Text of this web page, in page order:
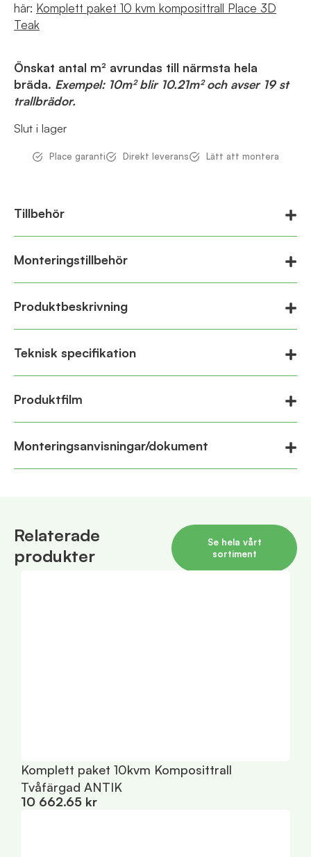
här: Komplett paket 10 kvm komposittrall Place 3D
Teak
Önskat antal m² avrundas till närmsta hela
bräda. Exempel: 10m² blir 10.21m² och avser 19 st
trallbrädor.
Slut i lager
Place garanti Direkt leverans Lätt att montera
Tillbehör
Monteringstillbehör
Produktbeskrivning
Teknisk specifikation
Produktfilm
Monteringsanvisningar/dokument
Relaterade
produkter
Se hela vårt
sortiment
Komplett paket 10kvm Komposittrall
Tvåfärgad ANTIK
10 662.65 kr